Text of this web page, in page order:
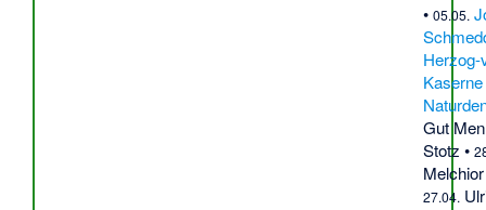
• 05.05.
Kaserne
Gut
Stotz •
Melchior
27.04.